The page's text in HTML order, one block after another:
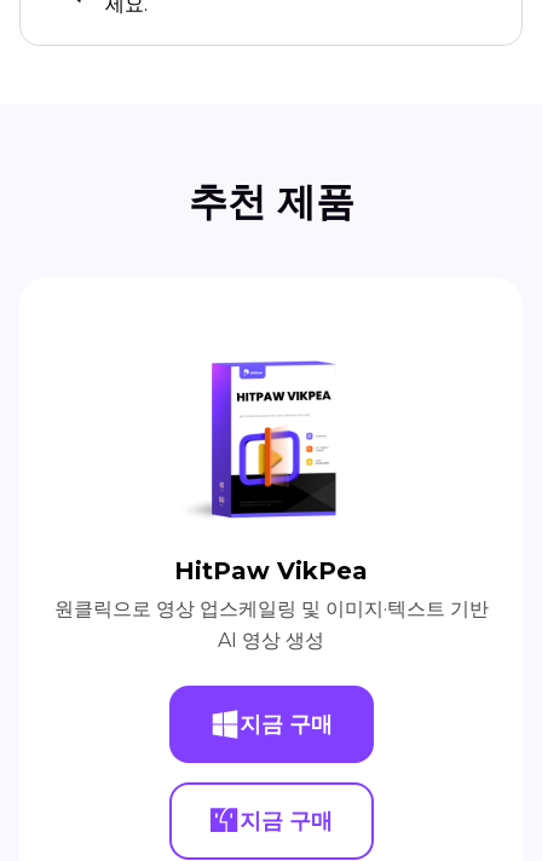
추천 제품
HitPaw VikPea
원클릭으로 영상 업스케일링 및 이미지·텍스트 기반
AI 영상 생성
지금 구매
지금 구매